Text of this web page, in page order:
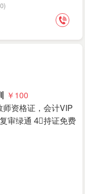
￥100
资格证，会计VIP
审绿通 4⃣️持证免费